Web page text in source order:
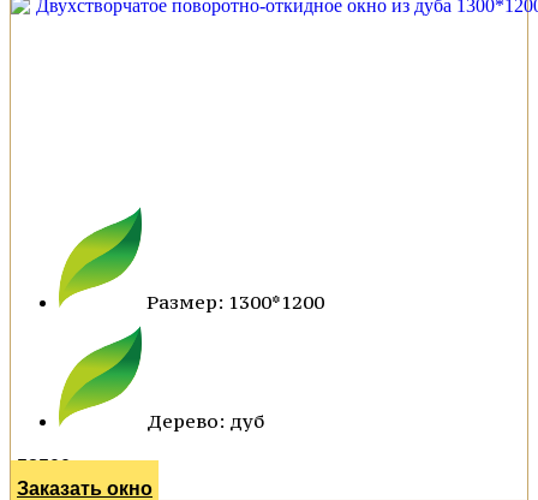
Размер: 1300*1200
Дерево: дуб
58500 р.
Заказать окно